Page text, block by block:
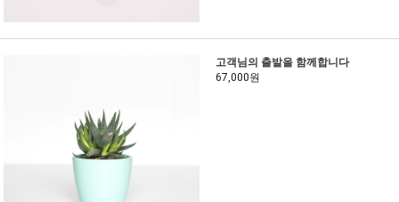
고객님의 출발을 함께합니다
67,000원